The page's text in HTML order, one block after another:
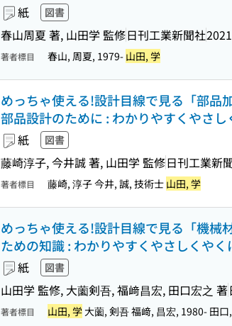
紙 図書
春山周夏 著, 山田学 監修日刊工業新聞社
著者標目 春山, 周夏, 1979- 山田, 学
めっちゃ使える!設計目線で見る「部品
部品設計のために : わかりやすくやさし
紙 図書
藤崎淳子, 今井誠 著, 山田学 監修日刊工業新
著者標目 藤崎, 淳子 今井, 誠, 技術士 山田, 学
めっちゃ使える!設計目線で見る「機械
ための知識 : わかりやすくやさしくやく
紙 図書
山田学 監修, 大薗剣吾, 福﨑昌宏, 田口宏之 著
著者標目 山田, 学 大薗, 剣吾 福﨑, 昌宏, 1980- 田口